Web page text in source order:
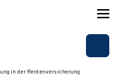
in der Rentenversicherung